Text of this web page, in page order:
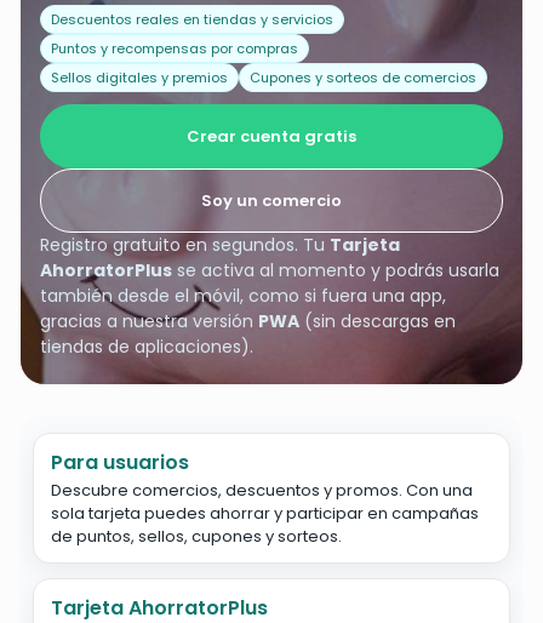
Descuentos reales en tiendas y servicios
Puntos y recompensas por compras
Sellos digitales y premios
Cupones y sorteos de comercios
Crear cuenta gratis
Soy un comercio
Registro gratuito en segundos. Tu Tarjeta
AhorratorPlus se activa al momento y podrás usarla
también desde el móvil, como si fuera una app,
gracias a nuestra versión PWA (sin descargas en
tiendas de aplicaciones).
Para usuarios
Descubre comercios, descuentos y promos. Con una
sola tarjeta puedes ahorrar y participar en campañas
de puntos, sellos, cupones y sorteos.
Tarjeta AhorratorPlus